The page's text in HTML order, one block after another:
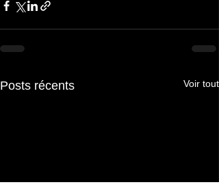
Posts récents Voir tout